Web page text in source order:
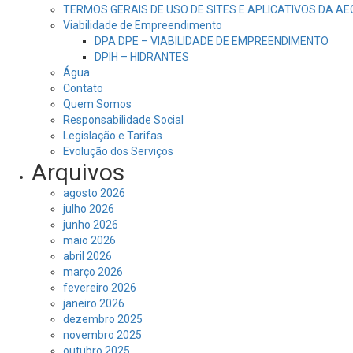
TERMOS GERAIS DE USO DE SITES E APLICATIVOS DA
Viabilidade de Empreendimento
DPA DPE – VIABILIDADE DE EMPREENDIMENTO
DPIH – HIDRANTES
Água
Contato
Quem Somos
Responsabilidade Social
Legislação e Tarifas
Evolução dos Serviços
Arquivos
agosto 2026
julho 2026
junho 2026
maio 2026
abril 2026
março 2026
fevereiro 2026
janeiro 2026
dezembro 2025
novembro 2025